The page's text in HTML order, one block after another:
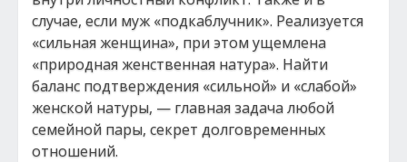
случае, если муж «подкаблучник». Реализуется
«сильная женщина», при этом ущемлена
«природная женственная натура». Найти
баланс подтверждения «сильной» и «слабой»
женской натуры, — главная задача любой
семейной пары, секрет долговременных
отношений.